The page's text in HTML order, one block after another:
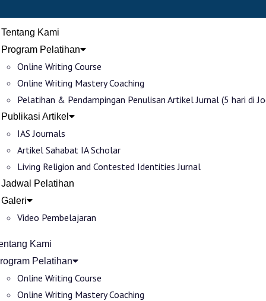
Tentang Kami
Program Pelatihan
Online Writing Course
Online Writing Mastery Coaching
Pelatihan & Pendampingan Penulisan Artikel Jurnal (5 hari di
Publikasi Artikel
IAS Journals
Artikel Sahabat IA Scholar
Living Religion and Contested Identities Jurnal
Jadwal Pelatihan
Galeri
Video Pembelajaran
Kami
Pelatihan
Online Writing Course
Online Writing Mastery Coaching